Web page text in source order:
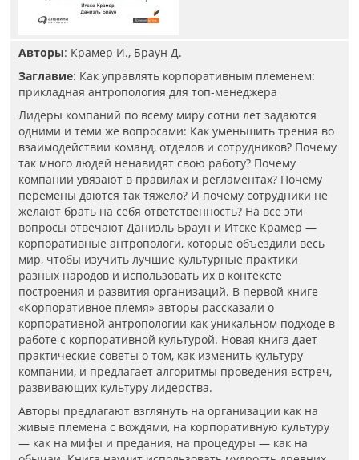
Авторы: Крамер И., Браун Д.
Заглавие: Как управлять корпоративным племенем:
прикладная антропология для топ-менеджера
Лидеры компаний по всему миру сотни лет задаются
одними и теми же вопросами: Как уменьшить трения во
взаимодействии команд, отделов и сотрудников? Почему
так много людей ненавидят свою работу? Почему
компании увязают в правилах и регламентах? Почему
перемены даются так тяжело? И почему сотрудники не
желают брать на себя ответственность? На все эти
вопросы отвечают Даниэль Браун и Итске Крамер —
корпоративные антропологи, которые объездили весь
мир, чтобы изучить лучшие культурные практики
разных народов и использовать их в контексте
построения и развития организаций. В первой книге
«Корпоративное племя» авторы рассказали о
корпоративной антропологии как уникальном подходе в
работе с корпоративной культурой. Новая книга дает
практические советы о том, как изменить культуру
компании, и предлагает алгоритмы проведения встреч,
развивающих культуру лидерства.
Авторы предлагают взглянуть на организации как на
живые племена с вождями, на корпоративную культуру
— как на мифы и предания, на процедуры — как на